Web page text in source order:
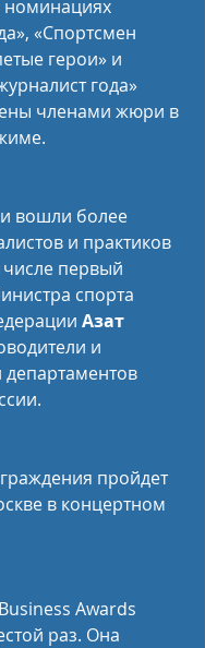
номинациях
«Спортсмен
герои» и
года»
членами жюри в
вошли более
и практиков
числе первый
спорта
Азат
и
департаментов
пройдет
в концертном
Awards
раз. Она